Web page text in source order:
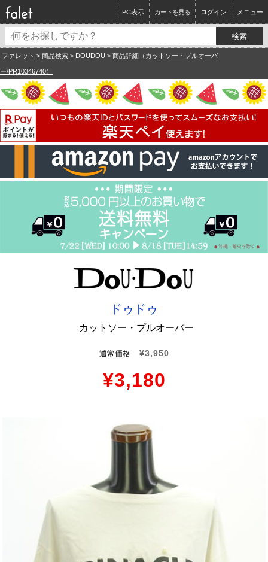
ログイン メニュー
カートを見る
PC表示
ファレット > 商品検索 > DOUDOU > 商品詳細（カットソー・プルオーバ
ー/PR10346740）
ドゥドゥ
カットソー・プルオーバー
通常価格 ¥3,950
¥3,180